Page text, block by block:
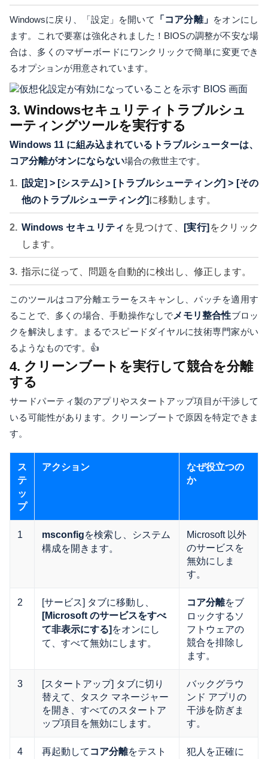
Windowsに戻り、「設定」を開いて 「コア分離」 をオンにし
ます。これで要塞は強化されました！BIOSの調整が不安な場
合は、多くのマザーボードにワンクリックで簡単に変更でき
るオプションが用意されています。
3. Windowsセキュリティトラブルシュ
ーティングツールを実行する
Windows 11 に組み込まれているトラブルシューターは、
コア分離がオンにならない場合の救世主です。
[設定] > [システム] > [トラブルシューティング] > [その
他のトラブルシューティング]に移動します。
Windows セキュリティ を見つけて、 [実行] をクリック
します。
指示に従って、問題を自動的に検出し、修正します。
このツールはコア分離エラーをスキャンし、パッチを適用す
ることで、多くの場合、手動操作なしでメモリ整合性ブロッ
クを解決します。まるでスピードダイヤルに技術専門家がい
るようなものです。👍
4. クリーンブートを実行して競合を分離
する
サードパーティ製のアプリやスタートアップ項目が干渉して
いる可能性があります。クリーンブートで原因を特定できま
す。
ス
テ
ッ
プ
アクション
なぜ役立つの
か
1 msconfigを検索し、システム
構成を開きます。
Microsoft 以外
のサービスを
無効にしま
す。
2 [サービス] タブに移動し、
[Microsoft のサービスをすべ
て非表示にする] をオンにし
て、すべて無効にします。
コア分離をブ
ロックするソ
フトウェアの
競合を排除し
ます。
3
[スタートアップ] タブに切り
替えて、タスク マネージャー
を開き、すべてのスタートア
ップ項目を無効にします。
バックグラウ
ンド アプリの
干渉を防ぎま
す。
4 再起動して コア分離をテスト
犯人を正確に